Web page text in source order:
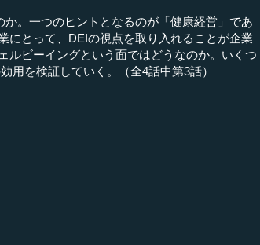
。一つのヒントとなるのが「健康経営」であ
にとって、DEIの視点を取り入れることが企業
ルビーイングという面ではどうなのか。いくつ
用を検証していく。（全4話中第3話）